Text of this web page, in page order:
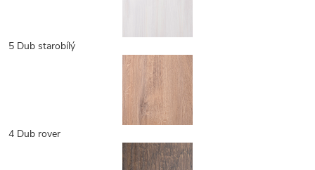
5 Dub starobílý
4 Dub rover